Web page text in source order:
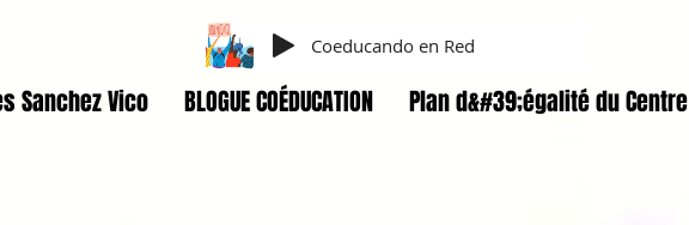
Sanchez Vico BLOGUE COÉDUCATION Plan d&#39;égalité du Centre
Coeducando en Red